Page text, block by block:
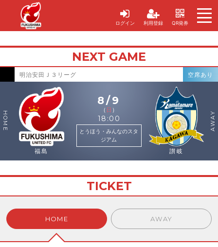
ログイン 利用登録 QR発券
NEXT GAME
明治安田Ｊ３リーグ 空席あり
HOME
福島
8/9
（ 日 ）
18:00
とうほう・みんなのスタ
ジアム
讃岐
AWAY
TICKET
HOME AWAY